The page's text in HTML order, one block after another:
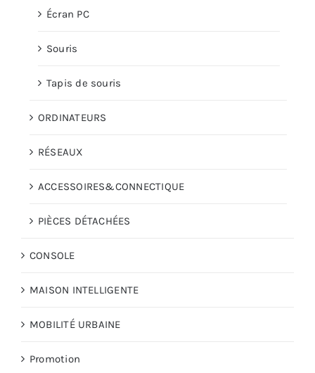
Écran PC
Souris
Tapis de souris
ORDINATEURS
RÉSEAUX
ACCESSOIRES&CONNECTIQUE
PIÈCES DÉTACHÉES
CONSOLE
MAISON INTELLIGENTE
MOBILITÉ URBAINE
Promotion